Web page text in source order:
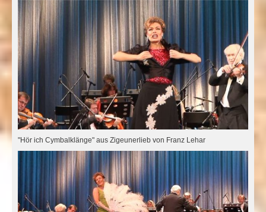
"Hör ich Cymbalklänge" aus Zigeunerlieb von Franz Lehar